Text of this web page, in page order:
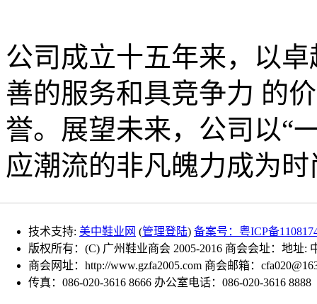
公司成立十五年来，以
善的服务和具竞争力 的
誉。展望未来，公司以“
应潮流的非凡魄力成为
技术支持: 美中鞋业网 (管理登陆) 备案号：粤ICP备
版权所有：(C) 广州鞋业商会 2005-2016 商会会址：地址:
商会网址：http://www.gzfa2005.com 商会邮箱：
传真：086-020-3616 8666 办公室电话：086-020-3616 8888